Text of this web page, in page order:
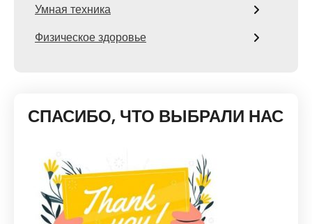
Умная техника
Физическое здоровье
СПАСИБО, ЧТО ВЫБРАЛИ НАС